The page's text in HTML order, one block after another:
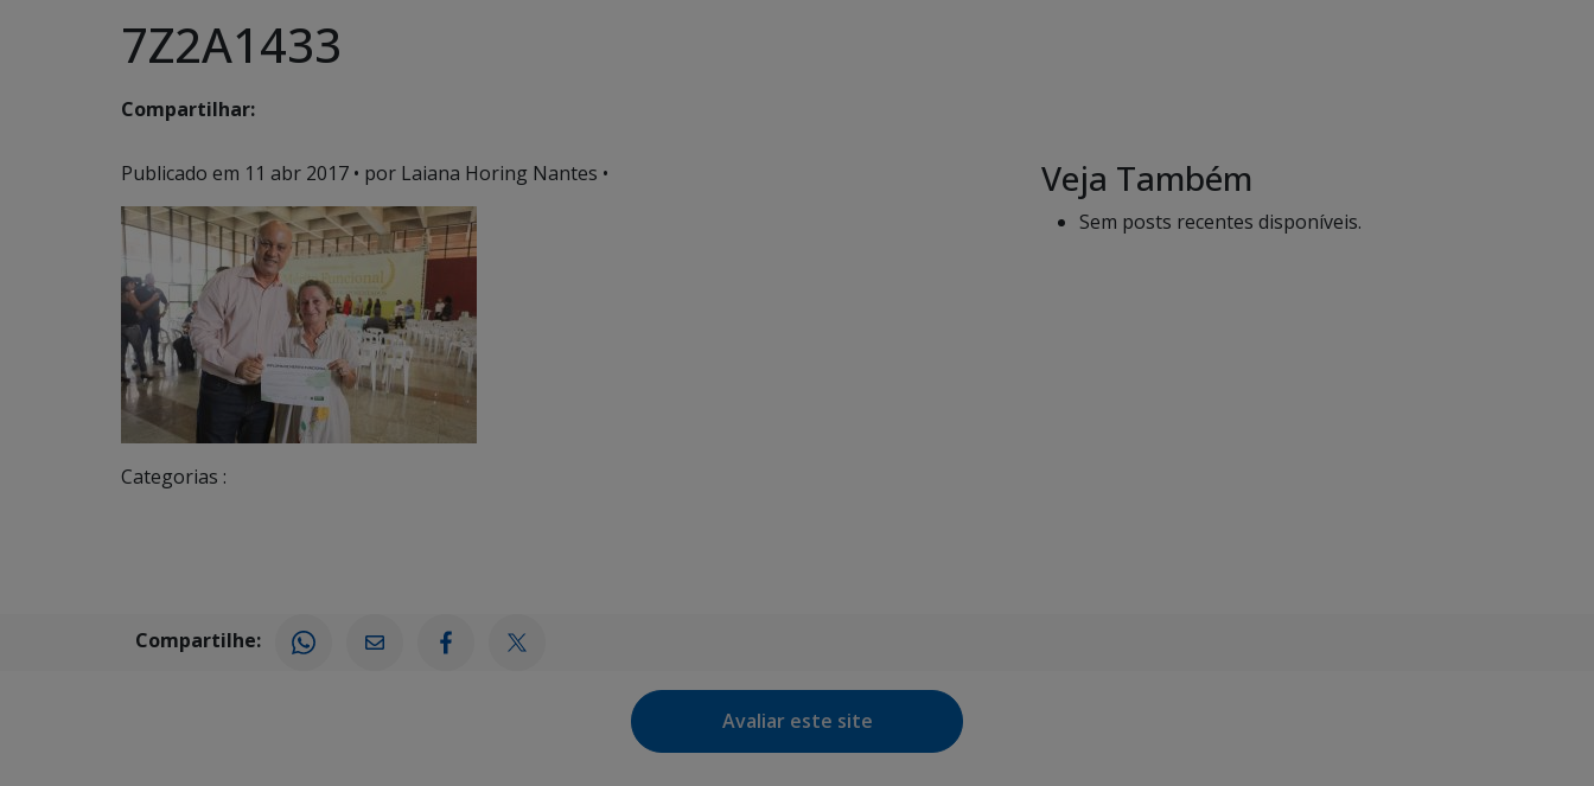
7Z2A1433
Compartilhar:
Publicado em 11 abr 2017 • por Laiana Horing Nantes •
Categorias :
Veja Também
Sem posts recentes disponíveis.
Compartilhe:
Avaliar este site